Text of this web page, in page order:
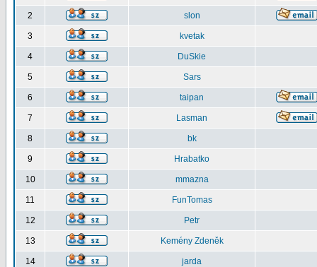
2 slon
3 kvetak
4 DuSkie
5 Sars
6 taipan
7 Lasman
8 bk
9 Hrabatko
10 mmazna
11 FunTomas
12 Petr
13 Kemény Zdeněk
14 jarda